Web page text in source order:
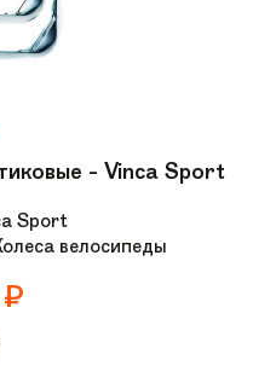
- Vinca Sport
Sport
велосипеды
₽